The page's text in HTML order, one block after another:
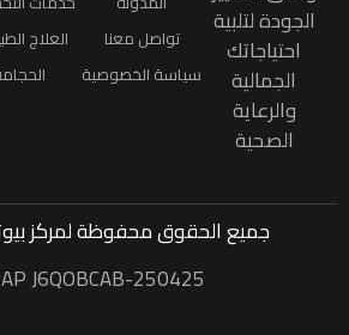
لتلبية
احتياجاتك
الجمالية
والرعاية
الصحية
تواصل معنا
سياسة الخصوصية
العلاج الطبيعي
الحجامة
جميع الحقوق محفوظةلمركز بيوتي
J6QOBCAB-250425